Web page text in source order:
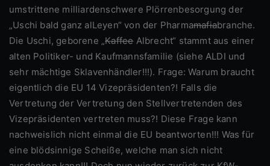
umstrittene milliardenschwere Plörrenbesorgung der
„Uschi bald ganz alLeyen“ von der Pharmamafiabranche.
Die Uschi, geborene „KaffeeAlbrecht“ stammt aus einer
alten Politiker- und Kaufmannsfamilie (siehe ALDI und
sehr mächtige Sklavenhändler!!!). Frage: Warum braucht
eigentlich die EU 14 Vizepräsidenten?! Falls die
Vertretung der Vertretung den Stellvertretenden des
Vizepräsidenten vertreten muss?! Diese Frage kann
nachweislich nicht einmal die EU beantworten!!! Was für
eine blödsinnige Scheiße, welche man sich nicht